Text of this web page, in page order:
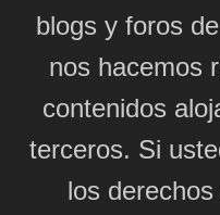
blogs y foros
nos hacemos
contenidos
terceros. Si
los